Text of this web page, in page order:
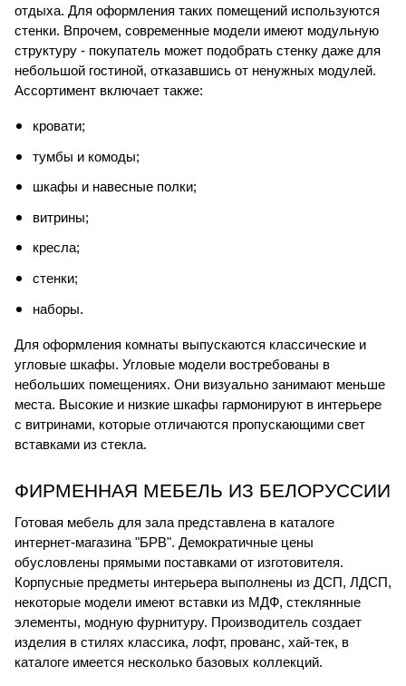
отдыха. Для оформления таких помещений используются
стенки. Впрочем, современные модели имеют модульную
структуру - покупатель может подобрать стенку даже для
небольшой гостиной, отказавшись от ненужных модулей.
Ассортимент включает также:
кровати;
тумбы и комоды;
шкафы и навесные полки;
витрины;
кресла;
стенки;
наборы.
Для оформления комнаты выпускаются классические и
угловые шкафы. Угловые модели востребованы в
небольших помещениях. Они визуально занимают меньше
места. Высокие и низкие шкафы гармонируют в интерьере
с витринами, которые отличаются пропускающими свет
вставками из стекла.
ФИРМЕННАЯ МЕБЕЛЬ ИЗ БЕЛОРУССИИ
Готовая мебель для зала представлена в каталоге
интернет-магазина "БРВ". Демократичные цены
обусловлены прямыми поставками от изготовителя.
Корпусные предметы интерьера выполнены из ДСП, ЛДСП,
некоторые модели имеют вставки из МДФ, стеклянные
элементы, модную фурнитуру. Производитель создает
изделия в стилях классика, лофт, прованс, хай-тек, в
каталоге имеется несколько базовых коллекций.